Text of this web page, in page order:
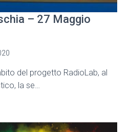
– 27 Maggio
del progetto RadioLab, al
la se…